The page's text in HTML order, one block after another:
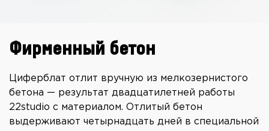
Фирменный бетон
Циферблат отлит вручную из мелкозернистого
бетона — результат двадцатилетней работы
22studio с материалом. Отлитый бетон
выдерживают четырнадцать дней в специальной